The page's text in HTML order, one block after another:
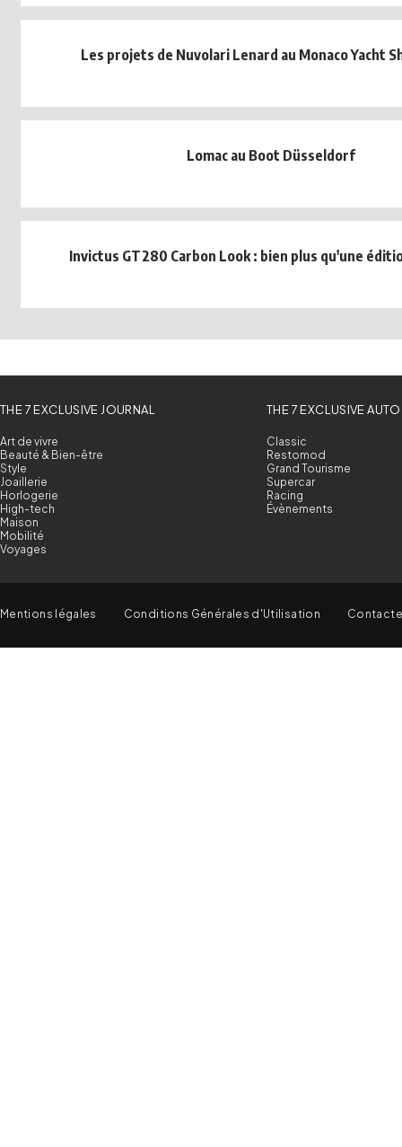
Les projets de Nuvolari Lenard au Monaco Yacht
Lomac au Boot Düsseldorf
Invictus GT280 Carbon Look : bien plus qu'une
THE 7 EXCLUSIVE JOURNAL
Art de vivre
Beauté & Bien-être
Style
Joaillerie
Horlogerie
High-tech
Maison
Mobilité
Voyages
THE 7 EXCLUSIVE AUTO
Classic
Restomod
Grand Tourisme
Supercar
Racing
Évènements
Mentions légales Conditions Générales d'Utilisation